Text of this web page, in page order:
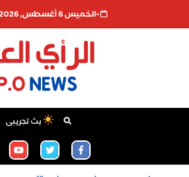
-الخميس 6 أغسطس, 2026
بث تجريبى